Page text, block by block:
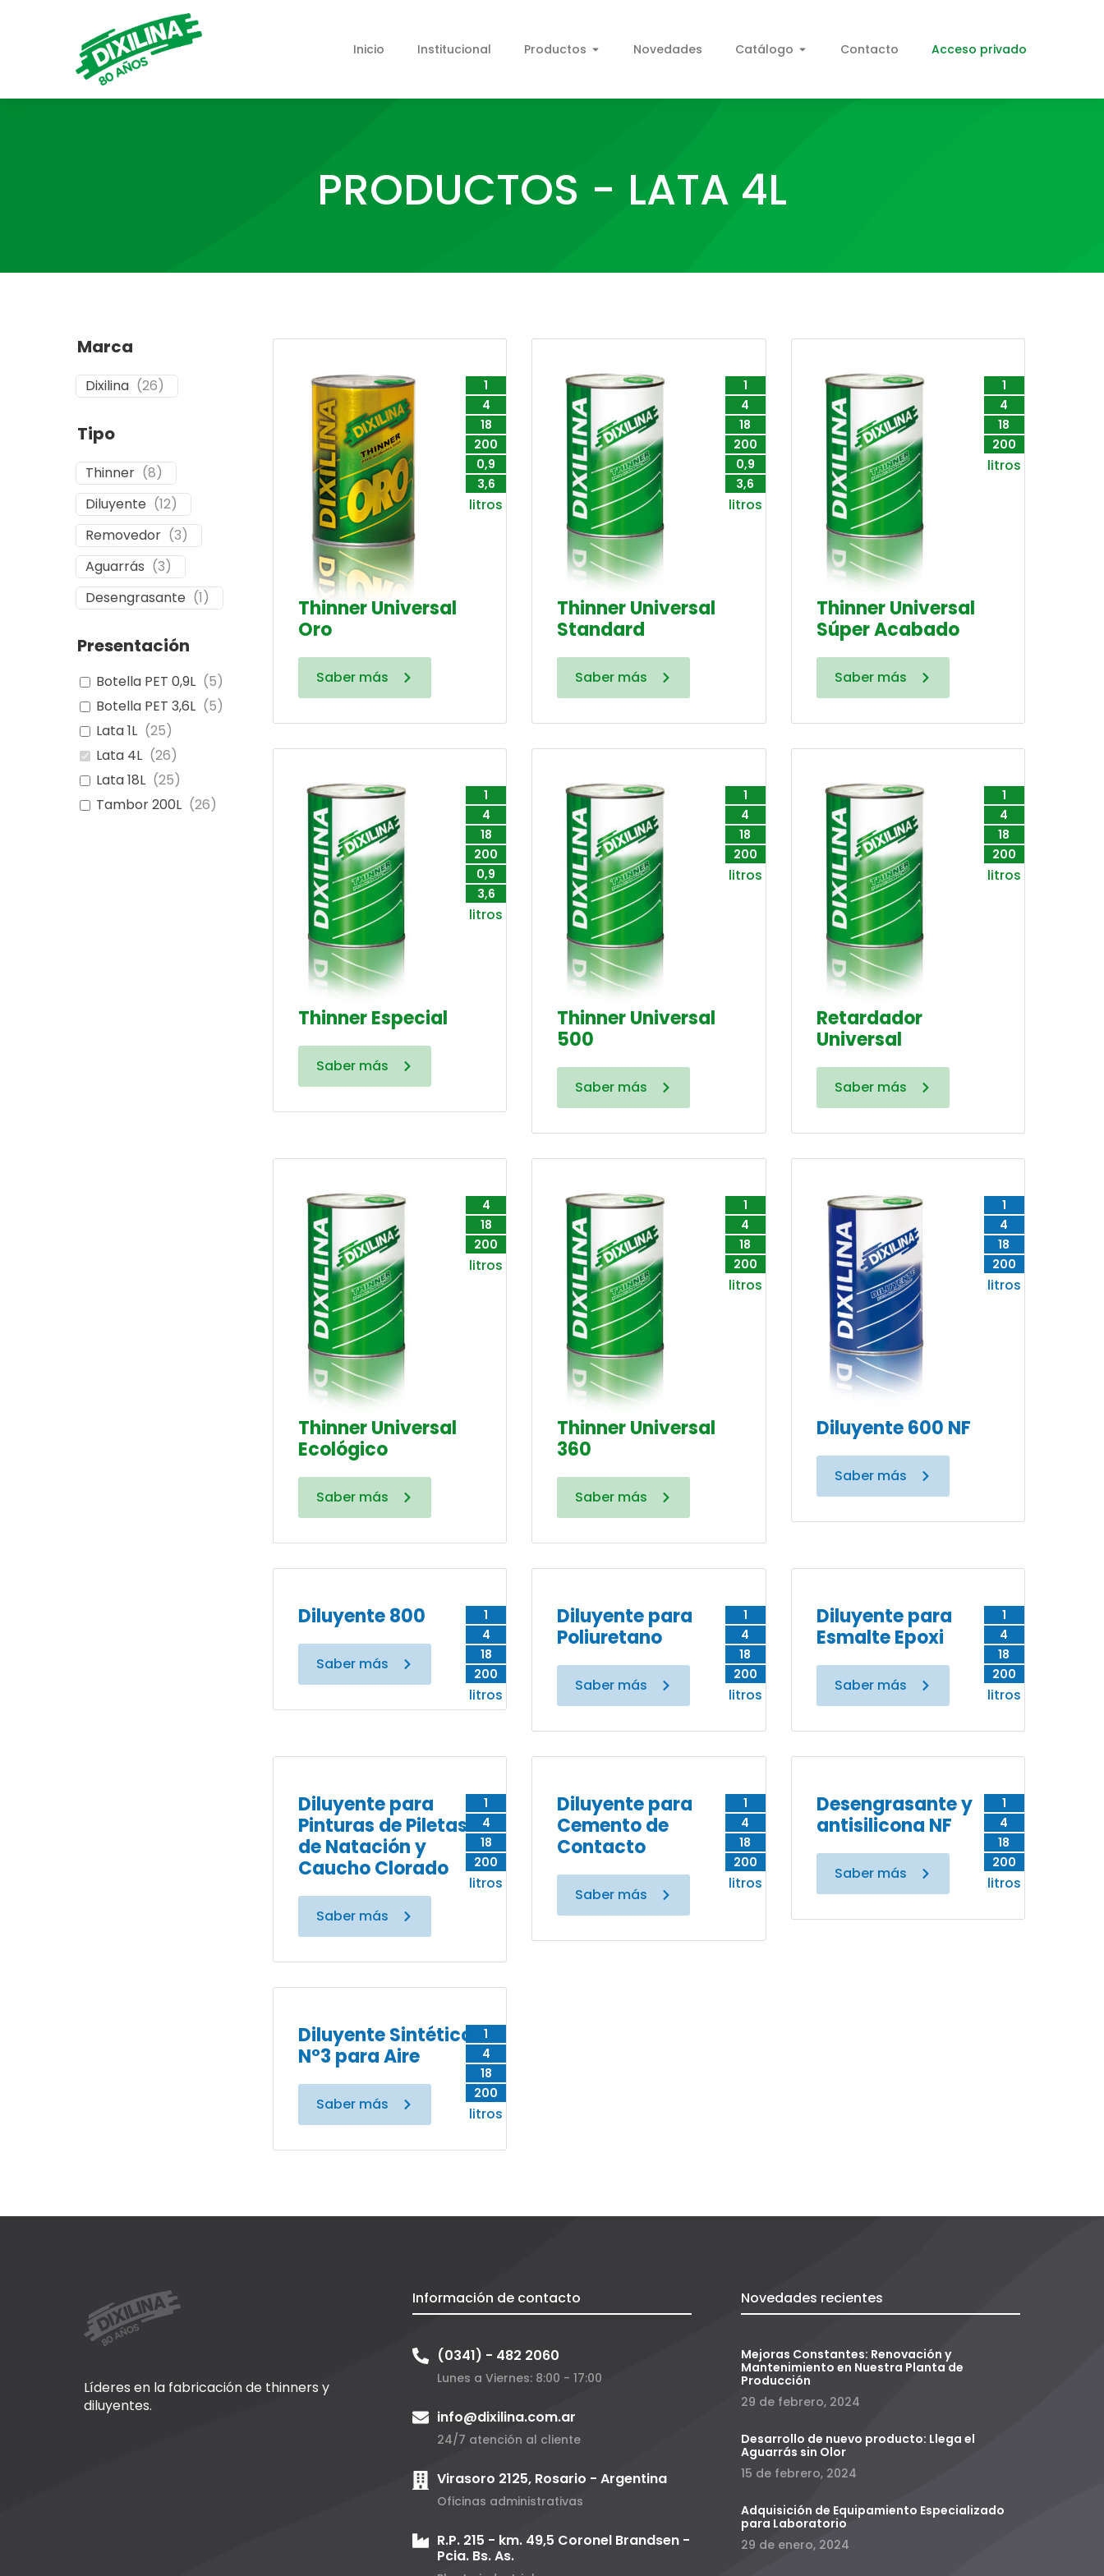
Inicio Institucional Productos Novedades Catálogo Contacto Acceso privado
PRODUCTOS - LATA 4L
Marca
Dixilina (26)
Tipo
Thinner (8)
Diluyente (12)
Removedor (3)
Aguarrás (3)
Desengrasante (1)
Presentación
Botella PET 0,9L (5)
Botella PET 3,6L (5)
Lata 1L (25)
Lata 4L (26)
Lata 18L (25)
Tambor 200L (26)
1
4
18
200
0,9
3,6
litros
Thinner Universal
Oro
Saber más
1
4
18
200
0,9
3,6
litros
Thinner Universal
Standard
Saber más
1
4
18
200
litros
Thinner Universal
Súper Acabado
Saber más
1
4
18
200
0,9
3,6
litros
Thinner Especial
Saber más
1
4
18
200
litros
Thinner Universal
500
Saber más
1
4
18
200
litros
Retardador
Universal
Saber más
4
18
200
litros
Thinner Universal
Ecológico
Saber más
1
4
18
200
litros
Thinner Universal
360
Saber más
1
4
18
200
litros
Diluyente 600 NF
Saber más
1
4
18
200
litros
Diluyente 800
Saber más
1
4
18
200
litros
Diluyente para
Poliuretano
Saber más
1
4
18
200
litros
Diluyente para
Esmalte Epoxi
Saber más
1
4
18
200
litros
Diluyente para
Pinturas de Piletas
de Natación y
Caucho Clorado
Saber más
1
4
18
200
litros
Diluyente para
Cemento de
Contacto
Saber más
1
4
18
200
litros
Desengrasante y
antisilicona NF
Saber más
1
4
18
200
litros
Diluyente Sintético
N°3 para Aire
Saber más
Líderes en la fabricación de thinners y
diluyentes.
Información de contacto
(0341) - 482 2060
Lunes a Viernes: 8:00 - 17:00
info@dixilina.com.ar
24/7 atención al cliente
Virasoro 2125, Rosario - Argentina
Oficinas administrativas
R.P. 215 - km. 49,5 Coronel Brandsen -
Pcia. Bs. As.
Novedades recientes
Mejoras Constantes: Renovación y
Mantenimiento en Nuestra Planta de
Producción
29 de febrero, 2024
Desarrollo de nuevo producto: Llega el
Aguarrás sin Olor
15 de febrero, 2024
Adquisición de Equipamiento Especializado
para Laboratorio
29 de enero, 2024